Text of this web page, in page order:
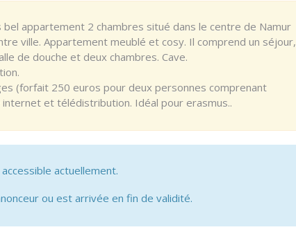
appartement 2 chambres situé dans le centre de Namur
ville. Appartement meublé et cosy. Il comprend un séjour,
de douche et deux chambres. Cave.
(forfait 250 euros pour deux personnes comprenant
et télédistribution. Idéal pour erasmus..
actuellement.
ou est arrivée en fin de validité.